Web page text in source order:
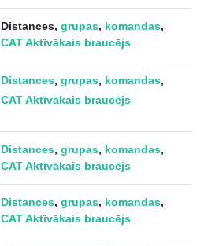
Distances, grupas, komandas,
CAT Aktīvākais braucējs
Distances, grupas, komandas,
CAT Aktīvākais braucējs
Distances, grupas, komandas,
CAT Aktīvākais braucējs
Distances, grupas, komandas,
CAT Aktīvākais braucējs